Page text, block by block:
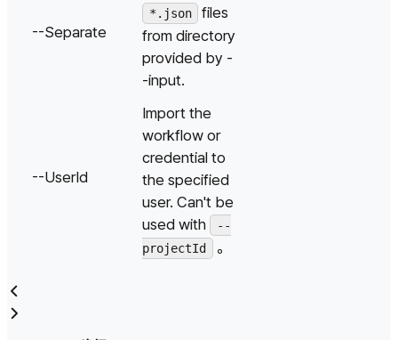
--Separate
*.json
files
from directory
provided by -
-input.
--UserId
Import the
workflow or
credential to
the specified
user. Can't be
used with
--
projectId
。